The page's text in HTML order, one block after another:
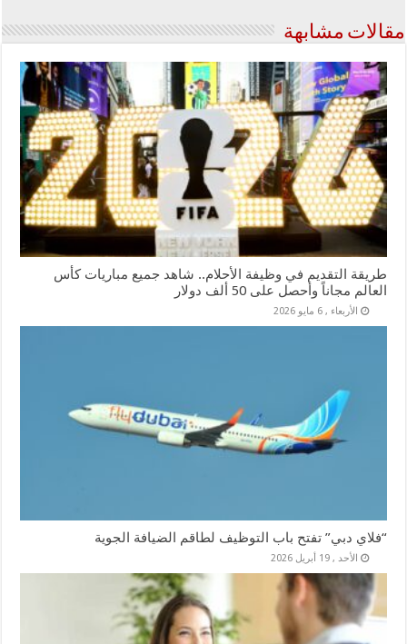
مقالات مشابهة
طريقة التقديم في وظيفة الأحلام.. شاهد جميع مباريات كأس
العالم مجاناً وأحصل على 50 ألف دولار
الأربعاء , 6 مايو 2026
“فلاي دبي” تفتح باب التوظيف لطاقم الضيافة الجوية
الأحد , 19 أبريل 2026